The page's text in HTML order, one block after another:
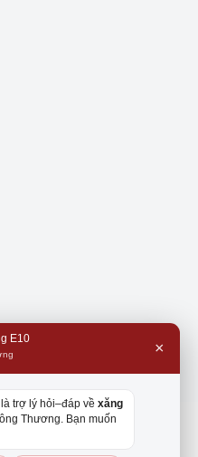
E10
×
trợ lý hỏi–đáp về xăng
Thương. Bạn muốn